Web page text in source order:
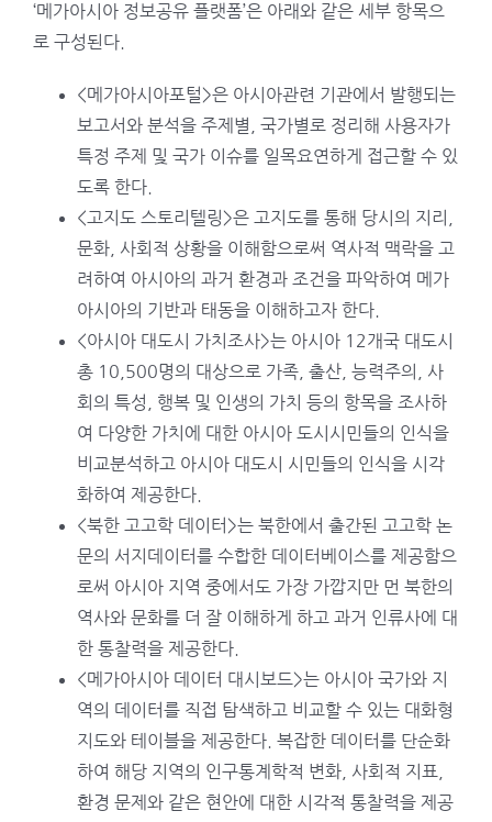
‘메가아시아 정보공유 플랫폼’은 아래와 같은 세부 항목으
로 구성된다.
<메가아시아포털>은 아시아관련 기관에서 발행되는
보고서와 분석을 주제별, 국가별로 정리해 사용자가
특정 주제 및 국가 이슈를 일목요연하게 접근할 수 있
도록 한다.
<고지도 스토리텔링>은 고지도를 통해 당시의 지리,
문화, 사회적 상황을 이해함으로써 역사적 맥락을 고
려하여 아시아의 과거 환경과 조건을 파악하여 메가
아시아의 기반과 태동을 이해하고자 한다.
<아시아 대도시 가치조사>는 아시아 12개국 대도시
총 10,500명의 대상으로 가족, 출산, 능력주의, 사
회의 특성, 행복 및 인생의 가치 등의 항목을 조사하
여 다양한 가치에 대한 아시아 도시시민들의 인식을
비교분석하고 아시아 대도시 시민들의 인식을 시각
화하여 제공한다.
<북한 고고학 데이터>는 북한에서 출간된 고고학 논
문의 서지데이터를 수합한 데이터베이스를 제공함으
로써 아시아 지역 중에서도 가장 가깝지만 먼 북한의
역사와 문화를 더 잘 이해하게 하고 과거 인류사에 대
한 통찰력을 제공한다.
<메가아시아 데이터 대시보드>는 아시아 국가와 지
역의 데이터를 직접 탐색하고 비교할 수 있는 대화형
지도와 테이블을 제공한다. 복잡한 데이터를 단순화
하여 해당 지역의 인구통계학적 변화, 사회적 지표,
환경 문제와 같은 현안에 대한 시각적 통찰력을 제공